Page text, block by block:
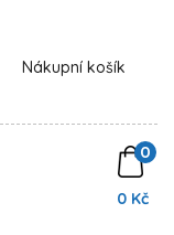
Nákupní košík
0
0 Kč